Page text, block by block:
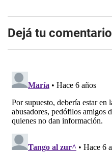
Dejá tu comentario